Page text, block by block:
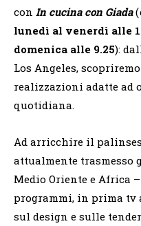
con In cucina con Giada(
lunedì al venerdì alle
domenica alle 9.25):
Los Angeles,
realizzazioni adatte ad
quotidiana.
Ad arricchire il
attualmente trasmesso
Medio Oriente e Africa
programmi, in prima
sul design e sulle